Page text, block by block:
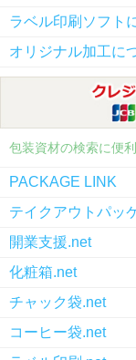
ラベル印刷ソフト
オリジナル加工に
包装資材の検索に便
PACKAGE LINK
テイクアウトパッ
開業支援.net
化粧箱.net
チャック袋.net
コーヒー袋.net